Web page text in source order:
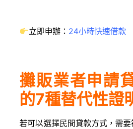
立即申辦： 24小時快速借款
攤販業者申請
的7種替代性證
若可以選擇民間貸款方式，需